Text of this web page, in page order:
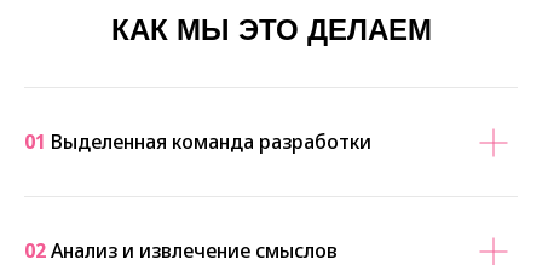
КАК МЫ ЭТО ДЕЛАЕМ
01 Выделенная команда разработки
02Анализ и извлечение смыслов